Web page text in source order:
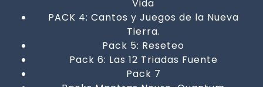
Vida
PACK 4: Cantos y Juegos de la Nueva
Tierra.
Pack 5: Reseteo
Pack 6: Las 12 Triadas Fuente
Pack 7